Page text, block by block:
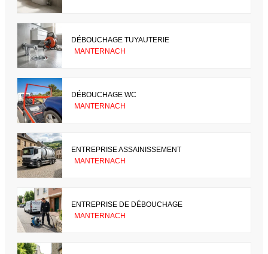
DÉBOUCHAGE TUYAUTERIE
MANTERNACH
DÉBOUCHAGE WC
MANTERNACH
ENTREPRISE ASSAINISSEMENT
MANTERNACH
ENTREPRISE DE DÉBOUCHAGE
MANTERNACH